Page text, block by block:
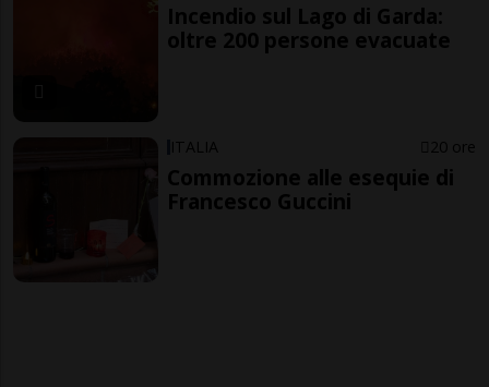
Incendio sul Lago di Garda:
oltre 200 persone evacuate
ITALIA 20 ore
Commozione alle esequie di
Francesco Guccini